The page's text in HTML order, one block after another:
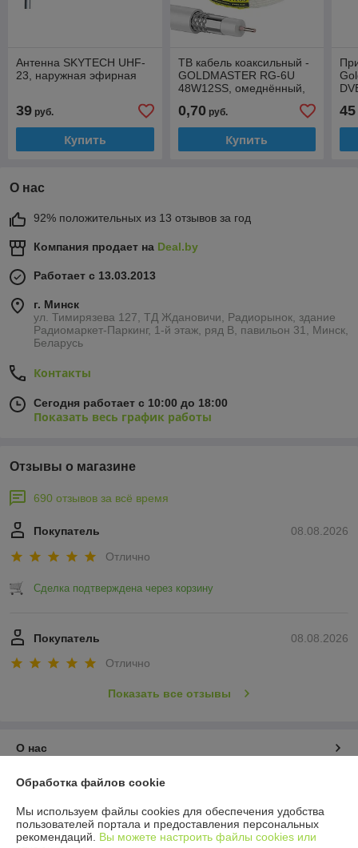
Антенна SKYTECH UHF-
23, наружная эфирная
39 руб.
Купить
ТВ кабель коаксильный -
GOLDMASTER RG-6U
48W12SS, омеднённый,
бухта, 75 Ом, цена за 1
метр
0,70руб.
Купить
45
О нас
92% положительных из 13 отзывов за год
Компания продает на Deal.by
Работает с 13.03.2013
г. Минск
ул. Тимирязева 127, ТД Ждановичи, Радиорынок, здание
Радиомаркет-Паркинг, 1-й этаж, ряд В, павильон 31, Минск,
Беларусь
Контакты
Сегодня работает с 10:00 до 18:00
Показать весь график работы
Отзывы о магазине
690 отзывов за всё время
08.08.2026
Покупатель
Отлично
Сделка подтверждена через корзину
08.08.2026
Покупатель
Отлично
Показать все отзывы
О нас
Контакты
Доставка и оплата
Обработка файлов cookie
Мы используем файлы cookies для обеспечения удобства
пользователей портала и предоставления персональных
рекомендаций. Вы можете настроить файлы cookies или